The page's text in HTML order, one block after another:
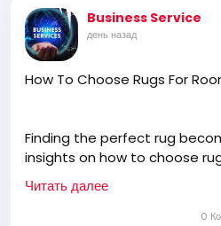
https://accrueddigital.co.uk
Business Service
день назад
How To Choose Rugs For
Finding the perfect rug
insights on how to choose
complement your space,
Blending functionality with
Cherom Carpets offers
Читать далее
0